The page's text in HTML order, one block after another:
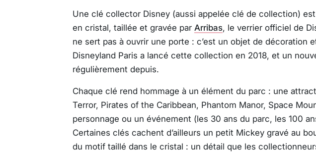
Une clé collector Disney (aussi appelée clé de collection)
en cristal, taillée et gravée par Arribas, le verrier officiel de
ne sert pas à ouvrir une porte : c’est un objet de décoration
Disneyland Paris a lancé cette collection en 2018, et un
régulièrement depuis.
Chaque clé rend hommage à un élément du parc : une
Terror, Pirates of the Caribbean, Phantom Manor, Space
personnage ou un événement (les 30 ans du parc, les 100
Certaines clés cachent d’ailleurs un petit Mickey gravé au
du motif taillé dans le cristal : un détail que les